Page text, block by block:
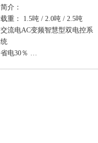
简介：
载重： 1.5吨 / 2.0吨 / 2.5吨
交流电AC变频智慧型双电控系
统
省电30％